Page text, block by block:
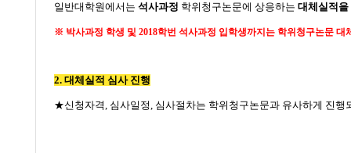
일반대학원에서는 석사과정 학위청구논문에 상응하는 대체실적을
※ 박사과정 학생 및 2018학번 석사과정 입학생까지는 학위청구논문 대
2. 대체실적 심사 진행
★신청자격, 심사일정, 심사절차는 학위청구논문과 유사하게 진행